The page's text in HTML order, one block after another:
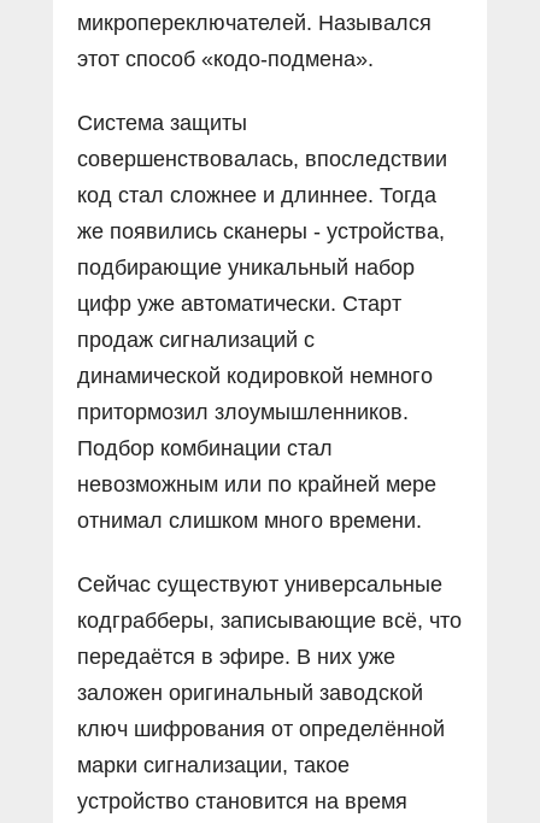
микропереключателей. Назывался
этот способ «кодо-подмена».
Система защиты
совершенствовалась, впоследствии
код стал сложнее и длиннее. Тогда
же появились сканеры - устройства,
подбирающие уникальный набор
цифр уже автоматически. Старт
продаж сигнализаций с
динамической кодировкой немного
притормозил злоумышленников.
Подбор комбинации стал
невозможным или по крайней мере
отнимал слишком много времени.
Сейчас существуют универсальные
кодграбберы, записывающие всё, что
передаётся в эфире. В них уже
заложен оригинальный заводской
ключ шифрования от определённой
марки сигнализации, такое
устройство становится на время